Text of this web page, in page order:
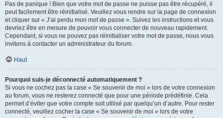
Pas de panique ! Bien que votre mot de passe ne puisse pas être récupéré, il
peut facilement être réinitialisé. Veuillez vous rendre sur la page de connexion
et cliquer sur « J’ai perdu mon mot de passe ». Suivez les instructions et vous
devriez être en mesure de pouvoir vous connecter de nouveau rapidement.
Cependant, si vous ne pouvez pas réinitialiser votre mot de passe, nous vous
invitons à contacter un administrateur du forum.
Haut
Pourquoi suis-je déconnecté automatiquement ?
Si vous ne cochez pas la case « Se souvenir de moi » lors de votre connexion
au forum, vous ne resterez connecté que pour une période prédéfinie. Cela
permet d’éviter que votre compte soit utilisé par quelqu’un d’autre. Pour rester
connecté, veuillez cocher la case « Se souvenir de moi » lors de votre